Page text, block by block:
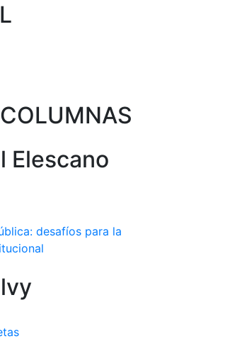
Elescano
desafíos para la